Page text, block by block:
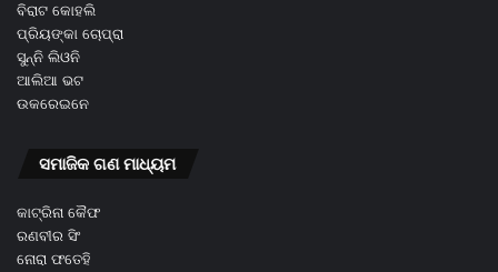
ବିରାଟ କୋହଲି
ପ୍ରିୟଙ୍କା ଚୋପ୍ରା
ସୁନ୍ନି ଲିଓନି
ଆଲିଆ ଭଟ
ଉକରେଇନେ
ସମାଜିକ ଗଣ ମାଧ୍ୟମ
କାଟ୍ରିନା କୈଫ
ରଣବୀର ସିଂ
ନୋରା ଫତେହି